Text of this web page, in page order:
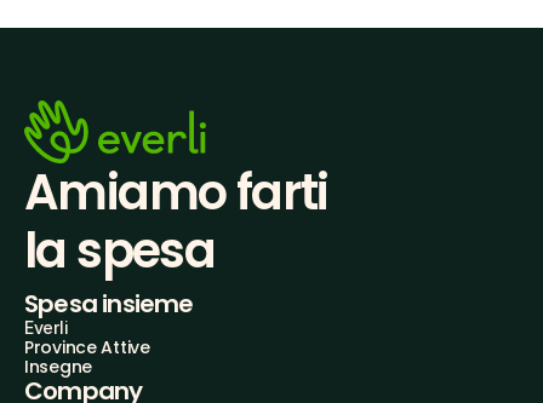
Amiamo farti
la spesa
Spesa insieme
Everli
Province Attive
Insegne
Company